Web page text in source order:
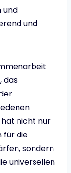
und
und
, das
hat nicht nur
für die
sondern
universellen